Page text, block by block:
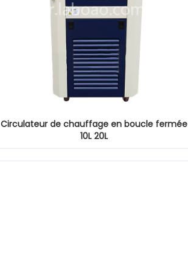
Circulateur de chauffage en boucle fermée
10L 20L